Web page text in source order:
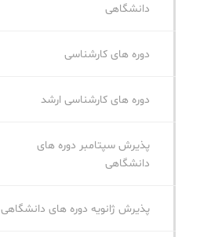
دانشگاهی
دوره های کارشناسی
دوره های کارشناسی ارشد
پذیرش سپتامبر دوره‌ های
دانشگاهی
پذیرش ژانویه دوره‌ های دانشگاهی